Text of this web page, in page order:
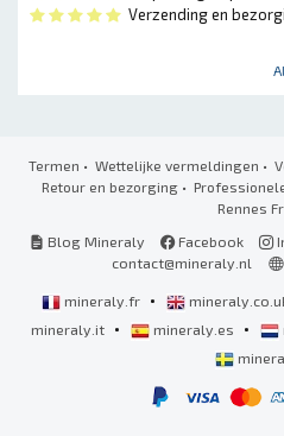
Verzending en
Termen • Wettelijke vermeldingen •
Retour en bezorging•
Rennes
Blog Mineraly
Facebook
contact@mineraly.nl
mineraly.fr •
mineraly.it • mineraly.es •